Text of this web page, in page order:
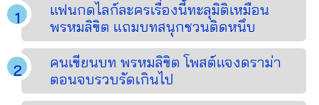
แฟนกดไลก์ละครเรื่องนี้ทะลุมิติเหมือน
พรหมลิขิต แถมบทสนุกชวนติดหนึบ
คนเขียนบท พรหมลิขิต โพสต์แจงดราม่า
ตอนจบรวบรัดเกินไป